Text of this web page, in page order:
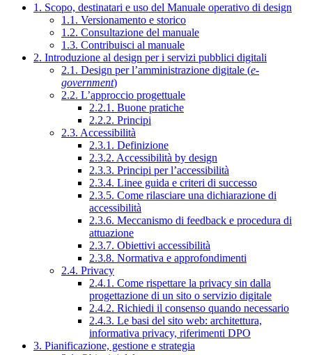
1. Scopo, destinatari e uso del Manuale operativo di design
1.1. Versionamento e storico
1.2. Consultazione del manuale
1.3. Contribuisci al manuale
2. Introduzione al design per i servizi pubblici digitali
2.1. Design per l’amministrazione digitale (e-
government)
2.2. L’approccio progettuale
2.2.1. Buone pratiche
2.2.2. Principi
2.3. Accessibilità
2.3.1. Definizione
2.3.2. Accessibilità by design
2.3.3. Principi per l’accessibilità
2.3.4. Linee guida e criteri di successo
2.3.5. Come rilasciare una dichiarazione di
accessibilità
2.3.6. Meccanismo di feedback e procedura di
attuazione
2.3.7. Obiettivi accessibilità
2.3.8. Normativa e approfondimenti
2.4. Privacy
2.4.1. Come rispettare la privacy sin dalla
progettazione di un sito o servizio digitale
2.4.2. Richiedi il consenso quando necessario
2.4.3. Le basi del sito web: architettura,
informativa privacy, riferimenti DPO
3. Pianificazione, gestione e strategia